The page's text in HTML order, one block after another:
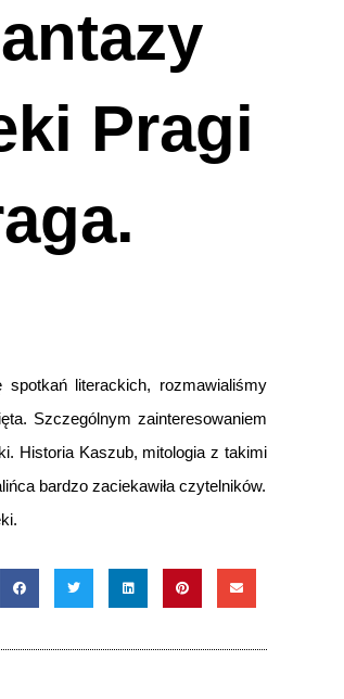
Pragi
literackich, rozmawialiśmy
Szczególnym zainteresowaniem
Historia Kaszub, mitologia z takimi
bardzo zaciekawiła czytelników.